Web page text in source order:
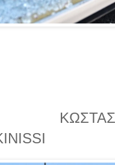
ΚΩΣΤΑΣ